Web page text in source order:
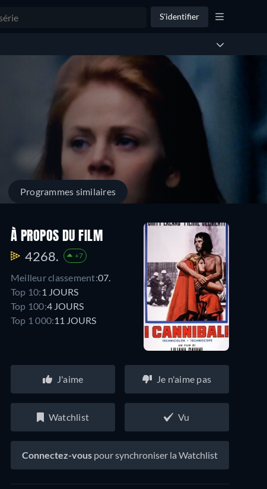
S'identifier
Programmes similaires
À PROPOS DU FILM
4268. +7
Meilleur classement:07.
Top 10: 1 JOURS
Top 100:4 JOURS
Top 1 000:11 JOURS
J'aime Je n'aime pas
Watchlist Vu
Connectez-vous pour synchroniser la Watchlist